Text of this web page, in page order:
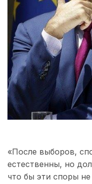
«После выборов,
естественны, но
что бы эти споры